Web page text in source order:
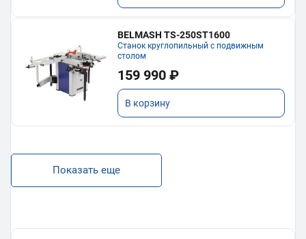
BELMASH TS-250ST1600
Станок круглопильный с подвижным
столом
159 990 ₽
В корзину
Показать еще